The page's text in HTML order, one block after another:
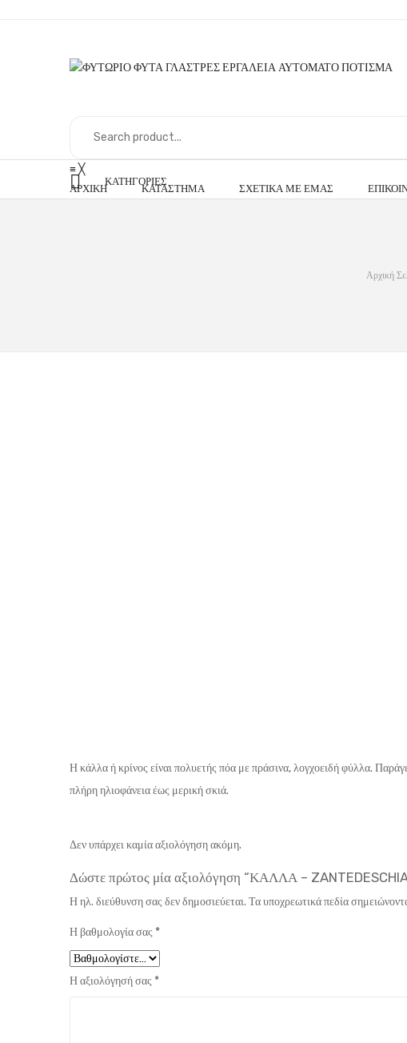
ΚΑΤΗΓΟΡΊΕΣ
≡╳
ΑΡΧΙΚΉ ΚΑΤΆΣΤΗΜΑ ΣΧΕΤΙΚΆ ΜΕ ΕΜΆΣ
Αρχική
Η κάλλα ή κρίνος είναι πολυετής πόα με πράσινα, λογχοειδή φύλλα.
πλήρη ηλιοφάνεια έως μερική σκιά.
Δεν υπάρχει καμία αξιολόγηση ακόμη.
Δώστε πρώτος μία αξιολόγηση “ΚΑΛΛΑ –
Η ηλ. διεύθυνση σας δεν δημοσιεύεται. Τα υποχρεωτικά πεδία
Η βαθμολογία σας *
Η αξιολόγησή σας *